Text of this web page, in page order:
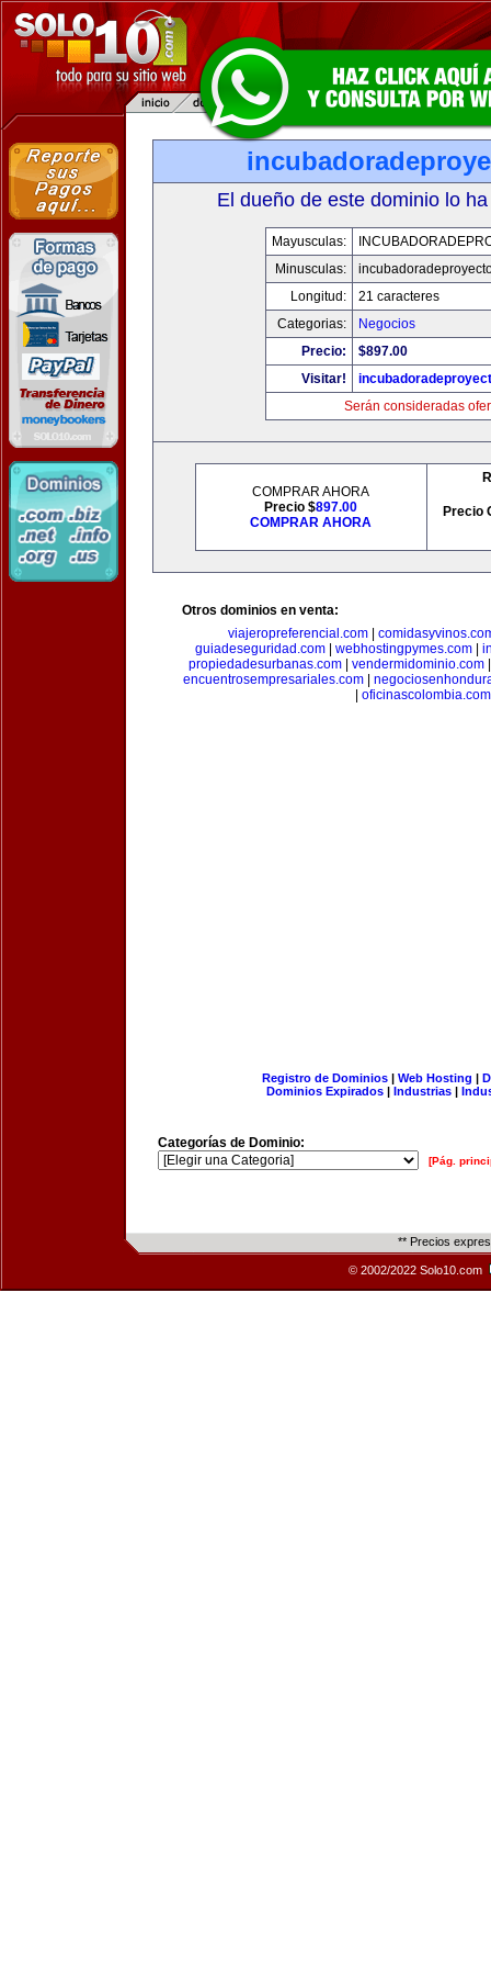
El dueño de este dominio lo
Mayusculas:
Minusculas:
Longitud:
21 caracteres
Categorias:
Negocios
Precio:
$897.00
Visitar!
Serán consideradas
COMPRAR AHORA
Precio $897.00
COMPRAR AHORA
Precio
Otros dominios en venta:
viajeropreferencial.com
guiadeseguridad.com| webhostingpymes.com|
propiedadesurbanas.com
vendermidominio.com
encuentrosempresariales.com|
oficinascolombia.com
Registro de Dominios| Web Hosting |
Dominios Expirados | Industrias |
Categorías de Dominio:
[Pág.
** Precios
© 2002/2022 Solo10.com